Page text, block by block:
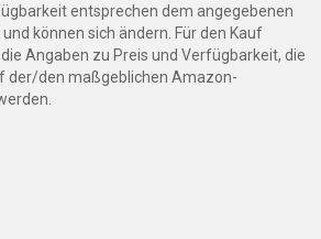
entsprechen dem angegebenen
können sich ändern. Für den Kauf
Angaben zu Preis und Verfügbarkeit, die
der/den maßgeblichen Amazon-